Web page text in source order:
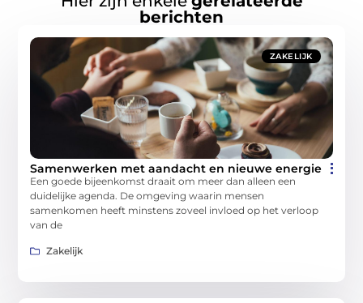
berichten
ZAKELIJK
Samenwerken met aandacht en nieuwe energie
Een goede bijeenkomst draait om meer dan alleen een
duidelijke agenda. De omgeving waarin mensen
samenkomen heeft minstens zoveel invloed op het verloop
van de
Zakelijk